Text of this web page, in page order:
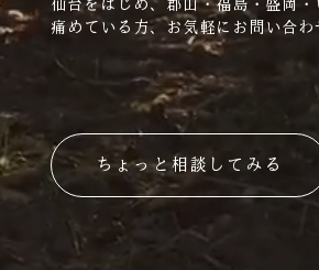
仙台をはじめ、郡山・福島・盛岡・
痛めている方、お気軽にお問い合わ
ちょっと相談してみる